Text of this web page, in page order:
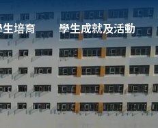
培育 學生成就及活動